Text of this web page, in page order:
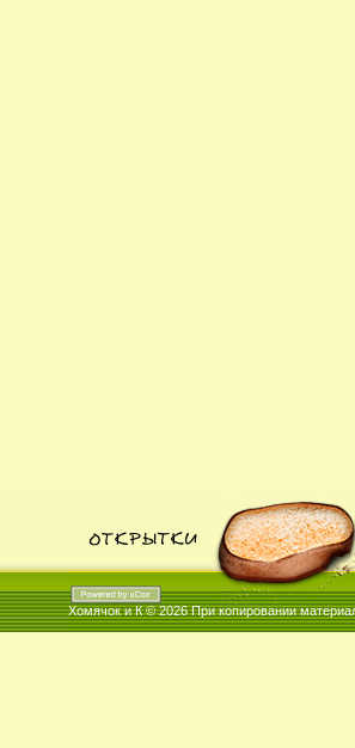
Хомячок и К © 2026При копировании